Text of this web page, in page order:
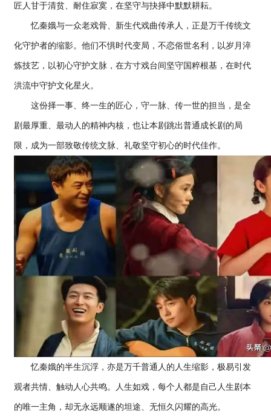
匠人甘于清贫、耐住寂寞，在坚守与抉择中默默耕耘。
忆秦娥与一众老戏骨、新生代戏曲传承人，正是万千传统文
化守护者的缩影。他们不惧时代变局，不恋俗世名利，以岁月淬
炼技艺，以初心守护文脉，在方寸戏台间坚守国粹根基，在时代
洪流中守护文化星火。
这份择一事、终一生的匠心，守一脉、传一世的担当，是全
剧最厚重、最动人的精神内核，也让本剧跳出普通成长剧的局
限，成为一部致敬传统文脉、礼敬坚守初心的时代佳作。
忆秦娥的半生沉浮，亦是万千普通人的人生缩影，极易引发
观者共情、触动人心共鸣。人生如戏，每个人都是自己人生剧本
的唯一主角，却无永远顺遂的坦途、无恒久闪耀的高光。